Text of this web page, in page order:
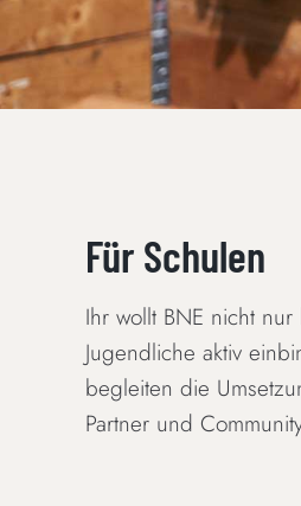
Für Schulen
Ihr wollt BNE nicht
Jugendliche aktiv
begleiten die
Partner und